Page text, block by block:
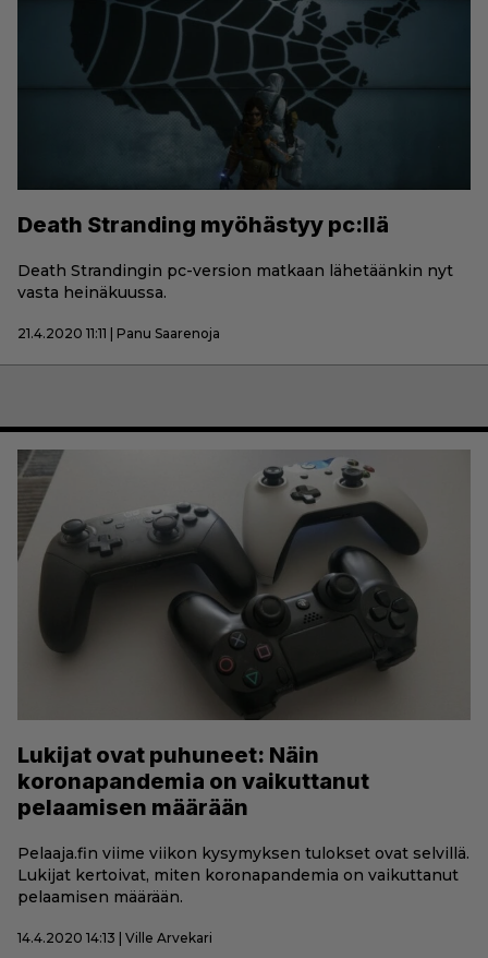
Death Stranding myöhästyy pc:llä
Death Strandingin pc-version matkaan lähetäänkin nyt
vasta heinäkuussa.
21.4.2020 11:11 | Panu Saarenoja
Lukijat ovat puhuneet: Näin
koronapandemia on vaikuttanut
pelaamisen määrään
Pelaaja.fin viime viikon kysymyksen tulokset ovat selvillä.
Lukijat kertoivat, miten koronapandemia on vaikuttanut
pelaamisen määrään.
14.4.2020 14:13 | Ville Arvekari